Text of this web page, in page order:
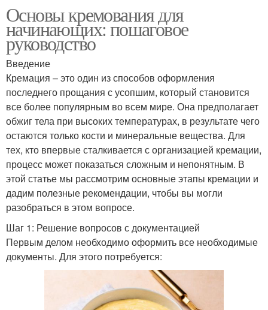
Основы кремования для
начинающих: пошаговое
руководство
Введение
Кремация – это один из способов оформления
последнего прощания с усопшим, который становится
все более популярным во всем мире. Она предполагает
обжиг тела при высоких температурах, в результате чего
остаются только кости и минеральные вещества. Для
тех, кто впервые сталкивается с организацией кремации,
процесс может показаться сложным и непонятным. В
этой статье мы рассмотрим основные этапы кремации и
дадим полезные рекомендации, чтобы вы могли
разобраться в этом вопросе.
Шаг 1: Решение вопросов с документацией
Первым делом необходимо оформить все необходимые
документы. Для этого потребуется: